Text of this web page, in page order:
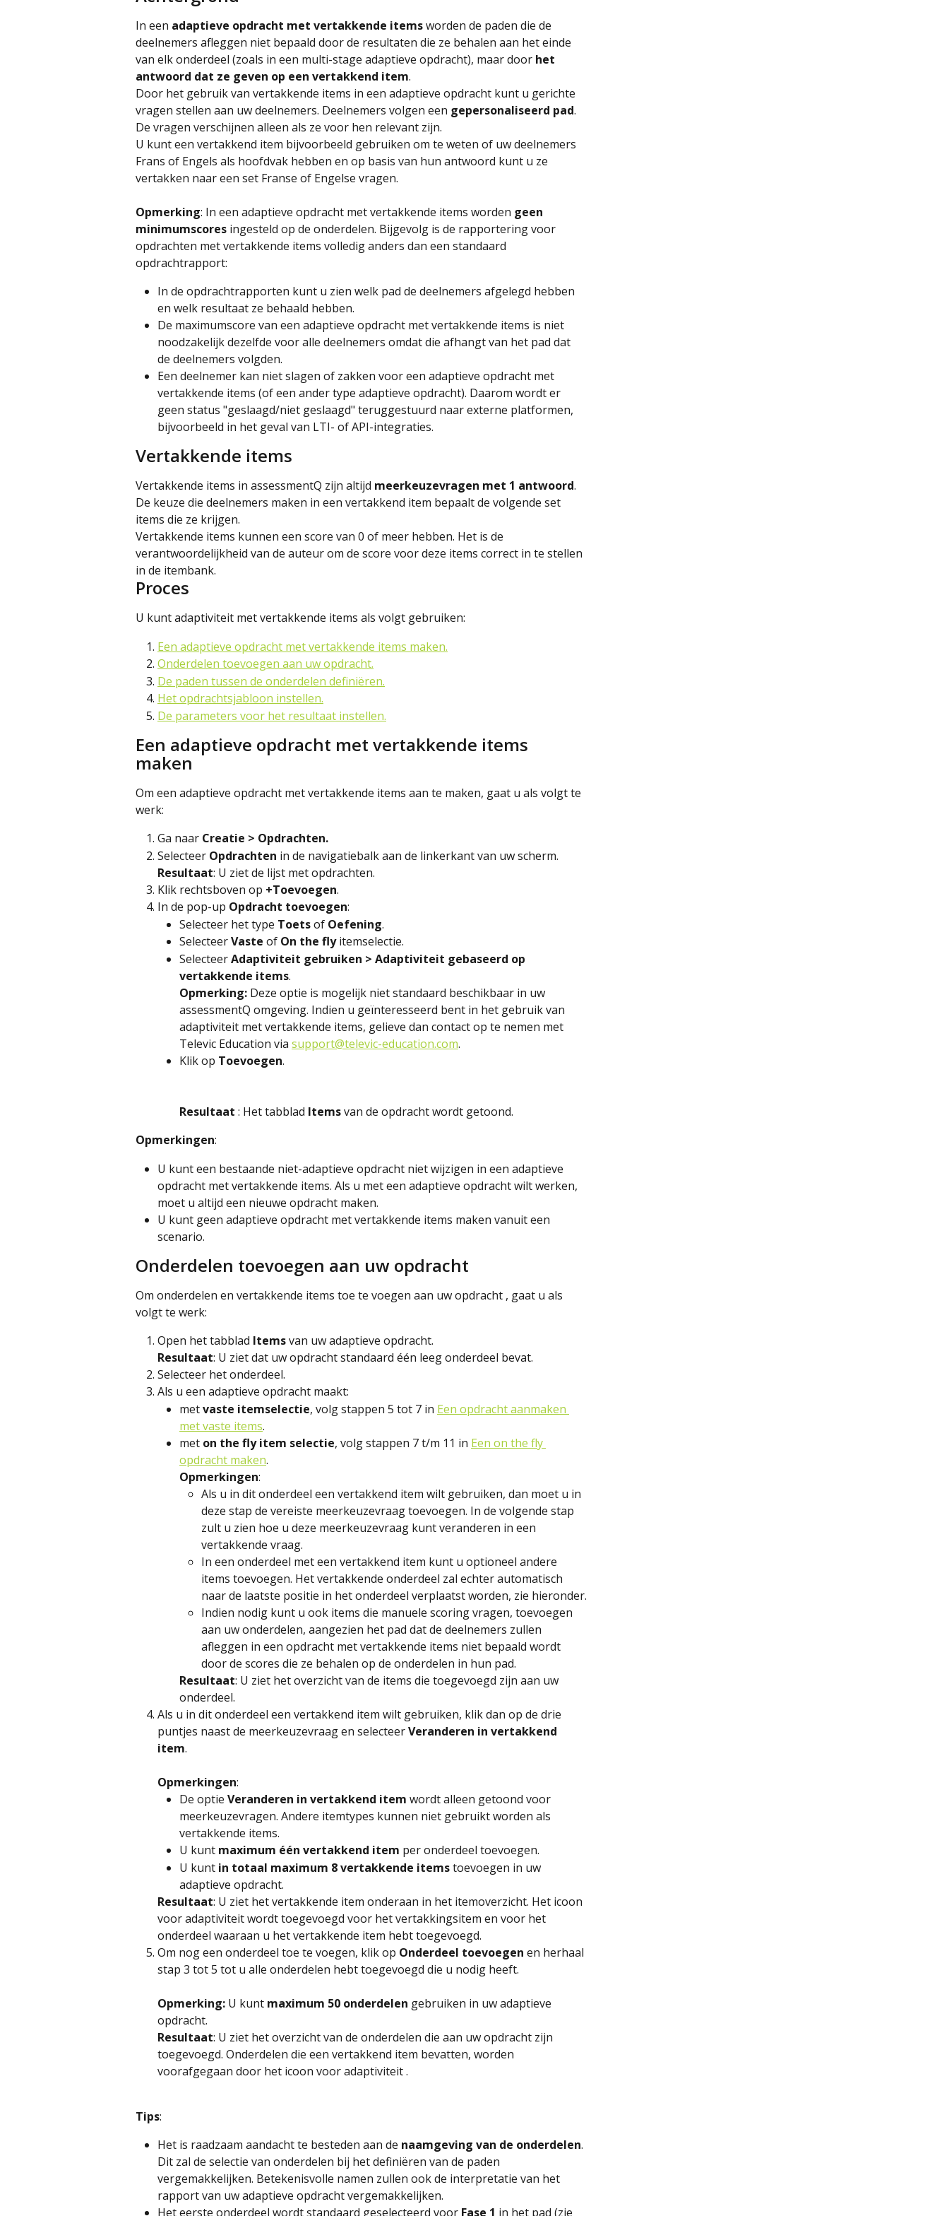
In een adaptieve opdracht met vertakkende items worden de paden die de
deelnemers afleggen niet bepaald door de resultaten die ze behalen aan het einde
van elk onderdeel (zoals in een multi-stage adaptieve opdracht), maar door het
antwoord dat ze geven op een vertakkend item.
Door het gebruik van vertakkende items in een adaptieve opdracht kunt u gerichte
vragen stellen aan uw deelnemers. Deelnemers volgen een gepersonaliseerd pad.
De vragen verschijnen alleen als ze voor hen relevant zijn.
U kunt een vertakkend item bijvoorbeeld gebruiken om te weten of uw deelnemers
Frans of Engels als hoofdvak hebben en op basis van hun antwoord kunt u ze
vertakken naar een set Franse of Engelse vragen.
Opmerking: In een adaptieve opdracht met vertakkende items worden geen
minimumscores ingesteld op de onderdelen. Bijgevolg is de rapportering voor
opdrachten met vertakkende items volledig anders dan een standaard
opdrachtrapport:
In de opdrachtrapporten kunt u zien welk pad de deelnemers afgelegd hebben
en welk resultaat ze behaald hebben.
De maximumscore van een adaptieve opdracht met vertakkende items is niet
noodzakelijk dezelfde voor alle deelnemers omdat die afhangt van het pad dat
de deelnemers volgden.
Een deelnemer kan niet slagen of zakken voor een adaptieve opdracht met
vertakkende items (of een ander type adaptieve opdracht). Daarom wordt er
geen status "geslaagd/niet geslaagd" teruggestuurd naar externe platformen,
bijvoorbeeld in het geval van LTI- of API-integraties.
Vertakkende items
Vertakkende items in assessmentQ zijn altijd meerkeuzevragen met 1 antwoord.
De keuze die deelnemers maken in een vertakkend item bepaalt de volgende set
items die ze krijgen.
Vertakkende items kunnen een score van 0 of meer hebben. Het is de
verantwoordelijkheid van de auteur om de score voor deze items correct in te stellen
in de itembank.
Proces
U kunt adaptiviteit met vertakkende items als volgt gebruiken:
Een adaptieve opdracht met vertakkende items maken.
Onderdelen toevoegen aan uw opdracht.
De paden tussen de onderdelen definiëren.
Het opdrachtsjabloon instellen.
De parameters voor het resultaat instellen.
Een adaptieve opdracht met vertakkende items
maken
Om een adaptieve opdracht met vertakkende items aan te maken, gaat u als volgt te
werk:
Ga naar Creatie > Opdrachten.
Selecteer Opdrachten in de navigatiebalk aan de linkerkant van uw scherm.
Resultaat: U ziet de lijst met opdrachten.
Klik rechtsboven op +Toevoegen.
In de pop-up Opdracht toevoegen:
Selecteer het type Toets of Oefening.
Selecteer Vaste of On the fly itemselectie.
Selecteer Adaptiviteit gebruiken > Adaptiviteit gebaseerd op
vertakkende items.
Opmerking: Deze optie is mogelijk niet standaard beschikbaar in uw
assessmentQ omgeving. Indien u geïnteresseerd bent in het gebruik van
adaptiviteit met vertakkende items, gelieve dan contact op te nemen met
Televic Education via support@televic-education.com.
Klik op Toevoegen.
Resultaat : Het tabblad Items van de opdracht wordt getoond.
Opmerkingen:
U kunt een bestaande niet-adaptieve opdracht niet wijzigen in een adaptieve
opdracht met vertakkende items. Als u met een adaptieve opdracht wilt werken,
moet u altijd een nieuwe opdracht maken.
U kunt geen adaptieve opdracht met vertakkende items maken vanuit een
scenario.
Onderdelen toevoegen aan uw opdracht
Om onderdelen en vertakkende items toe te voegen aan uw opdracht , gaat u als
volgt te werk:
Open het tabblad Items van uw adaptieve opdracht.
Resultaat: U ziet dat uw opdracht standaard één leeg onderdeel bevat.
Selecteer het onderdeel.
Als u een adaptieve opdracht maakt:
met vaste itemselectie, volg stappen 5 tot 7 in Een opdracht aanmaken
met vaste items.
met on the fly item selectie, volg stappen 7 t/m 11 in Een on the fly
opdracht maken.
Opmerkingen:
Als u in dit onderdeel een vertakkend item wilt gebruiken, dan moet u in
deze stap de vereiste meerkeuzevraag toevoegen. In de volgende stap
zult u zien hoe u deze meerkeuzevraag kunt veranderen in een
vertakkende vraag.
In een onderdeel met een vertakkend item kunt u optioneel andere
items toevoegen. Het vertakkende onderdeel zal echter automatisch
naar de laatste positie in het onderdeel verplaatst worden, zie hieronder.
Indien nodig kunt u ook items die manuele scoring vragen, toevoegen
aan uw onderdelen, aangezien het pad dat de deelnemers zullen
afleggen in een opdracht met vertakkende items niet bepaald wordt
door de scores die ze behalen op de onderdelen in hun pad.
Resultaat: U ziet het overzicht van de items die toegevoegd zijn aan uw
onderdeel.
Als u in dit onderdeel een vertakkend item wilt gebruiken, klik dan op de drie
puntjes naast de meerkeuzevraag en selecteer Veranderen in vertakkend
item.
Opmerkingen:
De optie Veranderen in vertakkend item wordt alleen getoond voor
meerkeuzevragen. Andere itemtypes kunnen niet gebruikt worden als
vertakkende items.
U kunt maximum één vertakkend item per onderdeel toevoegen.
U kunt in totaal maximum 8 vertakkende items toevoegen in uw
adaptieve opdracht.
Resultaat: U ziet het vertakkende item onderaan in het itemoverzicht. Het icoon
voor adaptiviteit wordt toegevoegd voor het vertakkingsitem en voor het
onderdeel waaraan u het vertakkende item hebt toegevoegd.
Om nog een onderdeel toe te voegen, klik op Onderdeel toevoegen en herhaal
stap 3 tot 5 tot u alle onderdelen hebt toegevoegd die u nodig heeft.
Opmerking: U kunt maximum 50 onderdelen gebruiken in uw adaptieve
opdracht.
Resultaat: U ziet het overzicht van de onderdelen die aan uw opdracht zijn
toegevoegd. Onderdelen die een vertakkend item bevatten, worden
voorafgegaan door het icoon voor adaptiviteit .
Tips:
Het is raadzaam aandacht te besteden aan de naamgeving van de onderdelen.
Dit zal de selectie van onderdelen bij het definiëren van de paden
vergemakkelijken. Betekenisvolle namen zullen ook de interpretatie van het
rapport van uw adaptieve opdracht vergemakkelijken.
Het eerste onderdeel wordt standaard geselecteerd voor Fase 1 in het pad (zie